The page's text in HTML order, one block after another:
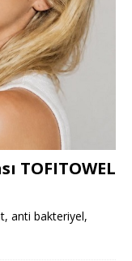
TOFITOWEL
anti bakteriyel,